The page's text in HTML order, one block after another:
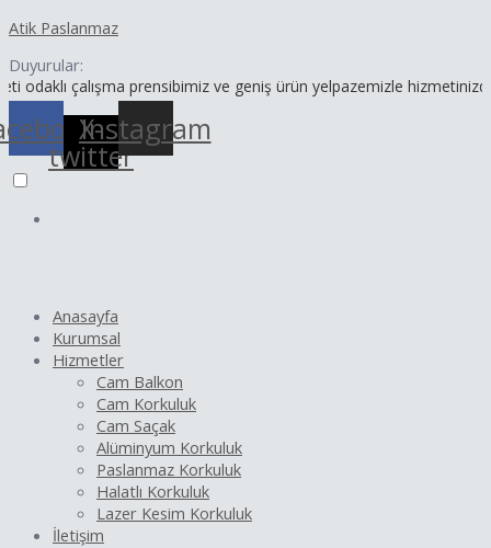
atla
Atik Paslanmaz
Duyurular:
çalışma prensibimiz ve geniş ürün yelpazemizle hizmetinizdeyiz.
X-
twitter
Instagram
Anasayfa
Kurumsal
Hizmetler
Cam Balkon
Cam Korkuluk
Cam Saçak
Alüminyum Korkuluk
Paslanmaz Korkuluk
Halatlı Korkuluk
Lazer Kesim Korkuluk
İletişim
dolaşımı